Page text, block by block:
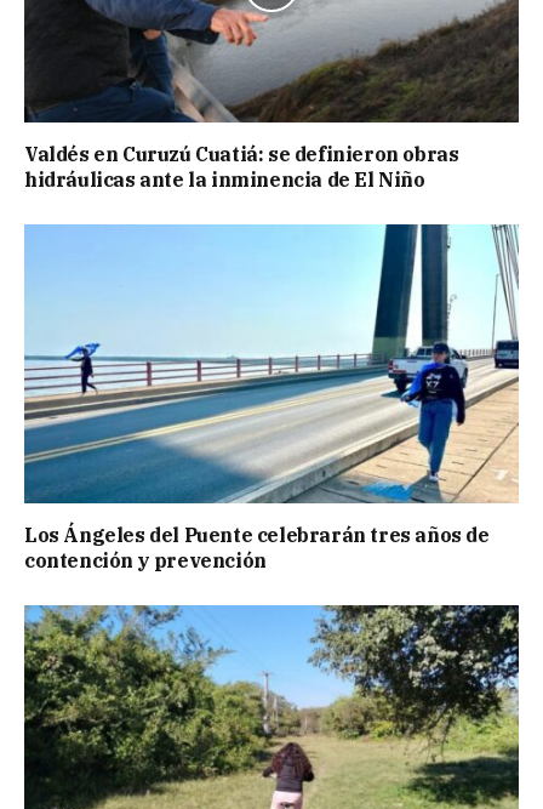
Valdés en Curuzú Cuatiá: se definieron obras
hidráulicas ante la inminencia de El Niño
Los Ángeles del Puente celebrarán tres años de
contención y prevención